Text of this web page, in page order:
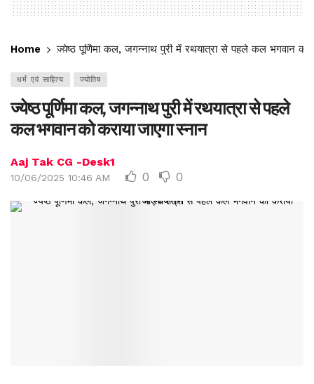
Home ज्येष्ठ पूर्णिमा कल, जगन्नाथ पुरी में रथयात्रा से पहले कल भगवान को
धर्म एवं साहित्य ज्योतिष
ज्येष्ठ पूर्णिमा कल, जगन्नाथ पुरी में रथयात्रा से पहले
कल भगवान को कराया जाएगा स्नान
Aaj Tak CG -Desk1
10/06/2025 10:46 AM 0 0